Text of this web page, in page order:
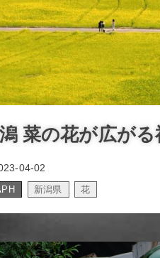
菜の花が広が
04-02
新潟県 花